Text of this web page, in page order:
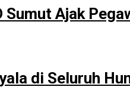
Sumut Ajak
di Seluruh